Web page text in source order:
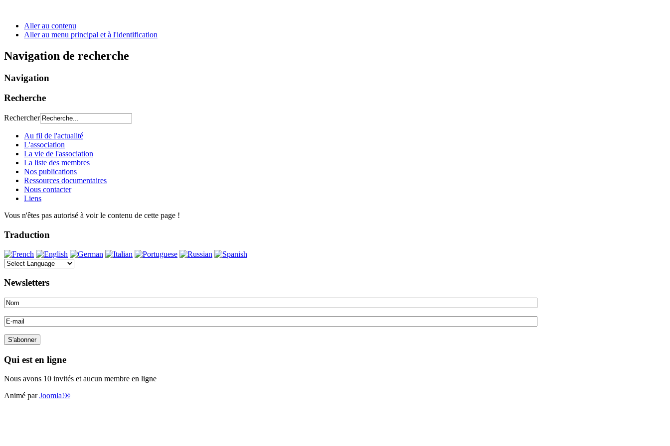
Aller au contenu
Aller au menu principal et à l'identification
Navigation de recherche
Navigation
Recherche
Rechercher
Au fil de l'actualité
L'association
La vie de l'association
La liste des membres
Nos publications
Ressources documentaires
Nous contacter
Liens
Vous n'êtes pas autorisé à voir le contenu de cette page !
Traduction
Newsletters
Qui est en ligne
Nous avons 10 invités et aucun membre en ligne
Animé parJoomla!®